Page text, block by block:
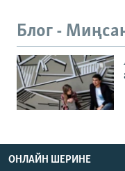
Блог -
ОНЛАЙН ШЕРИНЕ